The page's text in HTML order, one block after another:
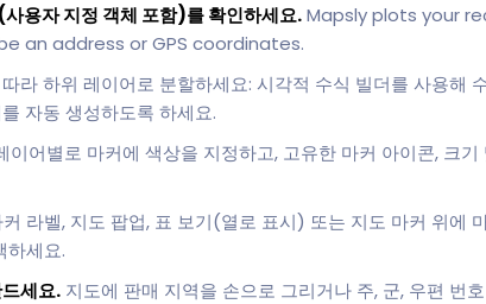
용자 지정 객체 포함)를 확인하세요.Mapsly plots your
an address or GPS coordinates.
라 하위 레이어로 분할하세요: 시각적 수식 빌더를 사용해
자동 생성하도록 하세요.
어별로 마커에 색상을 지정하고, 고유한 마커 아이콘, 크기
커 라벨, 지도 팝업, 표 보기(열로 표시) 또는 지도 마커 위에
하세요.
세요.지도에 판매 지역을 손으로 그리거나 주, 군, 우편 번